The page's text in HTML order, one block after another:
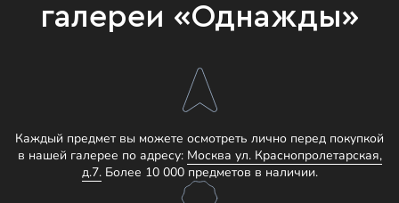
галереи «Однажды»
Каждый предмет вы можете осмотреть лично перед покупкой
в нашей галерее по адресу: Москва ул. Краснопролетарская,
д.7.Более 10 000 предметов в наличии.